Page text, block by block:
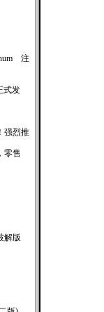
注
式发
强烈推
零售
解版